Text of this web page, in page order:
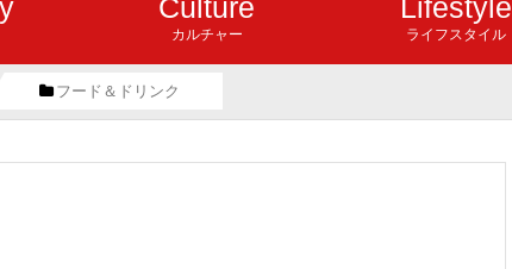
Culture
カルチャー
Lifestyle
ライフスタイル
フード＆ドリンク